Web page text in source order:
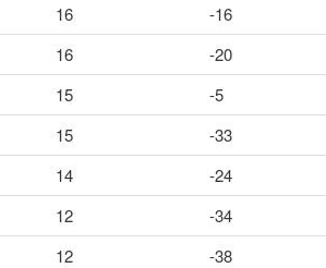
16
-16
16
-20
15
-5
15
-33
14
-24
12
-34
12
-38